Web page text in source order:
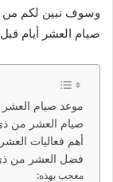
وسوف نبين لكم من
صيام العشر أيام
موعد صيام العشر
صيام العشر من
أهم فعاليات
فضل العشر من
معجب بهذه: